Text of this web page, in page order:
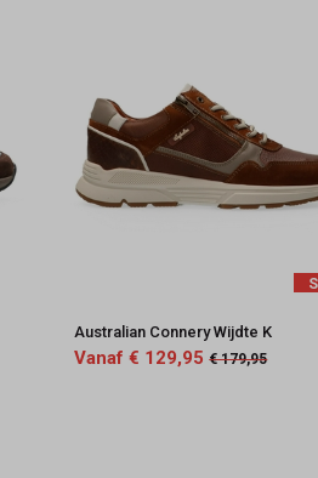
Australian Connery Wijdte K
Vanaf € 129,95 € 179,95